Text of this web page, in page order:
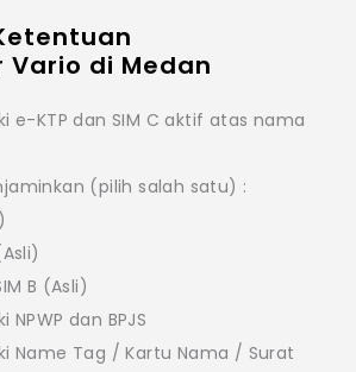
Vario di Medan
e-KTP dan SIM C aktif atas nama
(pilih salah satu) :
B (Asli)
dan BPJS
Name Tag / Kartu Nama / Surat